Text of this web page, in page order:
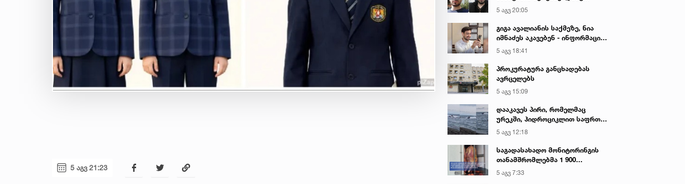
5 აგვ 21:23
აკავებენ
5 აგვ 20:05
გიგა ავალიანის საქმეზე, ნია
იმნაძეს აკავებენ - ინფორმაციას
ადვოკატი ავრცელებს
5 აგვ 18:41
პროკურატურა განცხადებას
ავრცელებს
5 აგვ 15:09
დააკავეს პირი, რომელმაც
ურეკში, ჰიდროციკლით საფრთხე
შეუქმნა ზღვაში მოქალაქეებს,
სამართალდამცველებს
სიტყვიერი შეურაცხყოფა
მიაყენა
5 აგვ 12:18
საგადასახადო მონიტორინგის
თანამშრომლებმა 1 900
კილოგრამი საქონლის ხორცის
უკანონო ტრანსპორტირების
5 აგვ 7:33